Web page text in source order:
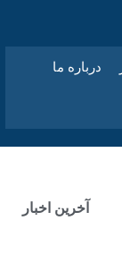
درباره ما
آخرین اخبار